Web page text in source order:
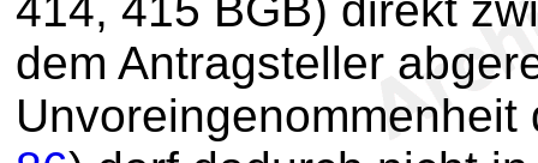
dem Antragsteller